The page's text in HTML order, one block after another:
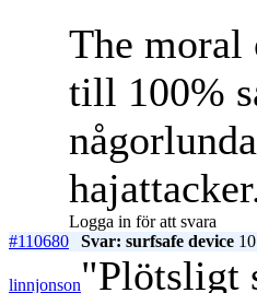
The moral
till 100%
Logga in för att svara
#110680
Svar: surfsafe device
linnjonson"Plötsligt